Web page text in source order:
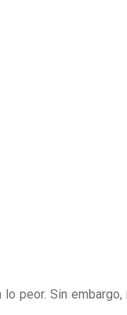
peor. Sin embargo,